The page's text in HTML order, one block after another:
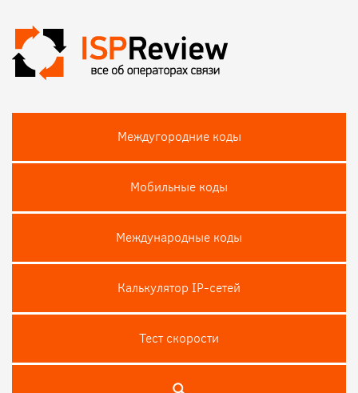
Междугородние коды
Мобильные коды
Международные коды
Калькулятор IP-сетей
Тест скороcти